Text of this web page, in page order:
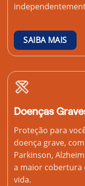
SAIBA MAIS
Doenças
Proteção para
doença grave,
Parkinson,
a maior cobertura
vida.